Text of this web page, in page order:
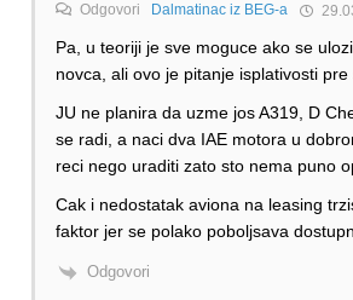
Odgovori Dalmatinac iz BEG-a
Pa, u teoriji je sve moguce ako se
novca, ali ovo je pitanje isplativosti pre
JU ne planira da uzme jos A319, D
se radi, a naci dva IAE motora u
reci nego uraditi zato sto nema puno
Cak i nedostatak aviona na leasing
faktor jer se polako poboljsava
Odgovori